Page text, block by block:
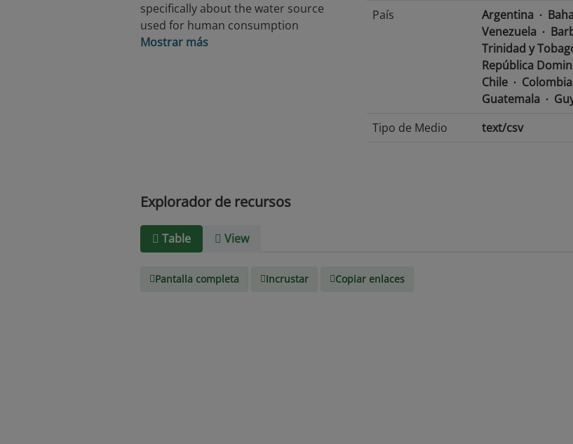
specifically about the water source
used for human consumption
Mostrar más
País
Argentina
Venezuela
Trinidad y
República
Chile
Colombia
Guatemala
Tipo de Medio
text/csv
Explorador de recursos
Table View
Pantalla completa Incrustar Copiar enlaces